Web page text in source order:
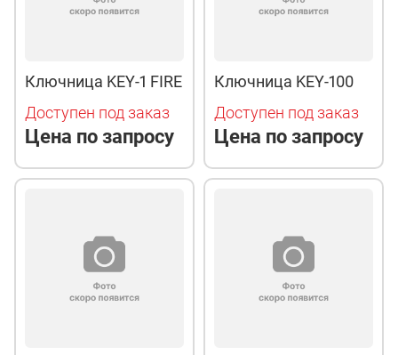
Ключница KEY-1 FIRE
Доступен под заказ
Цена по запросу
Ключница KEY-100
Доступен под заказ
Цена по запросу